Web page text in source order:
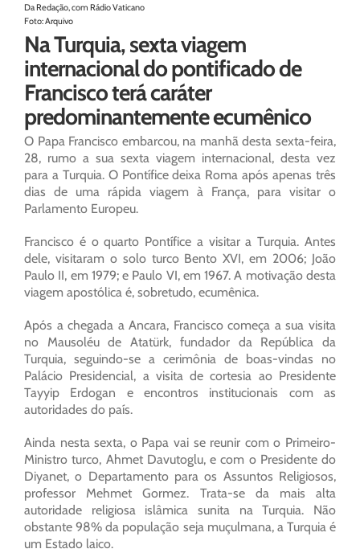
Da Redação, com Rádio Vaticano
Foto: Arquivo
Na Turquia, sexta viagem
internacional do pontificado de
Francisco terá caráter
predominantemente ecumênico
O Papa Francisco embarcou, na manhã desta sexta-feira,
28, rumo a sua sexta viagem internacional, desta vez
para a Turquia. O Pontífice deixa Roma após apenas três
dias de uma rápida viagem à França, para visitar o
Parlamento Europeu.
Francisco é o quarto Pontífice a visitar a Turquia. Antes
dele, visitaram o solo turco Bento XVI, em 2006; João
Paulo II, em 1979; e Paulo VI, em 1967. A motivação desta
viagem apostólica é, sobretudo, ecumênica.
Após a chegada a Ancara, Francisco começa a sua visita
no Mausoléu de Atatürk, fundador da República da
Turquia, seguindo-se a cerimônia de boas-vindas no
Palácio Presidencial, a visita de cortesia ao Presidente
Tayyip Erdogan e encontros institucionais com as
autoridades do país.
Ainda nesta sexta, o Papa vai se reunir com o Primeiro-
Ministro turco, Ahmet Davutoglu, e com o Presidente do
Diyanet, o Departamento para os Assuntos Religiosos,
professor Mehmet Gormez. Trata-se da mais alta
autoridade religiosa islâmica sunita na Turquia. Não
obstante 98% da população seja muçulmana, a Turquia é
um Estado laico.